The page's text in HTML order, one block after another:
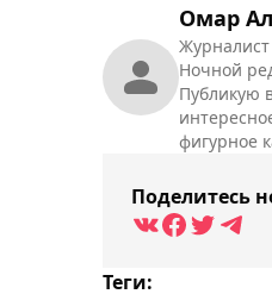
Омар
Ночной
Публикую
фигурное
Поделитесь
Теги: